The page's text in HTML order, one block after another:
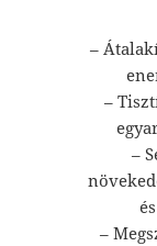
–
–
–
–